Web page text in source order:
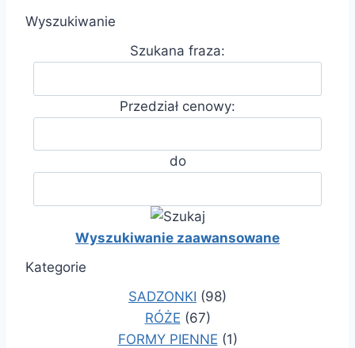
Wyszukiwanie
Szukana fraza:
Przedział cenowy:
do
Wyszukiwanie zaawansowane
Kategorie
SADZONKI (98)
RÓŻE (67)
FORMY PIENNE (1)